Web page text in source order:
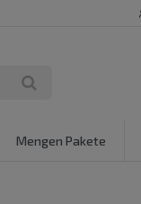
Mengen Pakete